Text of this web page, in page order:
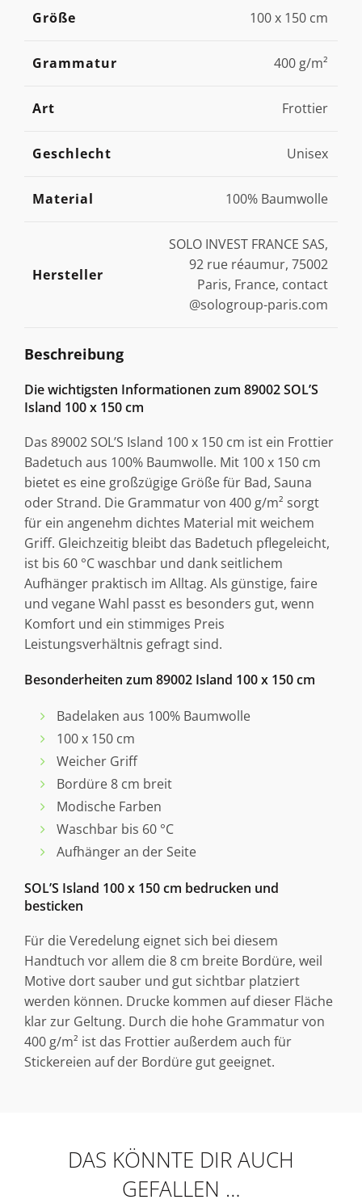
Größe 100 x 150 cm
Grammatur 400 g/m²
Art Frottier
Geschlecht Unisex
Material 100% Baumwolle
Hersteller
SOLO INVEST FRANCE SAS,
92 rue réaumur, 75002
Paris, France, contact
@sologroup-paris.com
Beschreibung
Die wichtigsten Informationen zum 89002 SOL’S
Island 100 x 150 cm
Das 89002 SOL’S Island 100 x 150 cm ist ein Frottier
Badetuch aus 100% Baumwolle. Mit 100 x 150 cm
bietet es eine großzügige Größe für Bad, Sauna
oder Strand. Die Grammatur von 400 g/m² sorgt
für ein angenehm dichtes Material mit weichem
Griff. Gleichzeitig bleibt das Badetuch pflegeleicht,
ist bis 60 °C waschbar und dank seitlichem
Aufhänger praktisch im Alltag. Als günstige, faire
und vegane Wahl passt es besonders gut, wenn
Komfort und ein stimmiges Preis
Leistungsverhältnis gefragt sind.
Besonderheiten zum 89002 Island 100 x 150 cm
Badelaken aus 100% Baumwolle
100 x 150 cm
Weicher Griff
Bordüre 8 cm breit
Modische Farben
Waschbar bis 60 °C
Aufhänger an der Seite
SOL’S Island 100 x 150 cm bedrucken und
besticken
Für die Veredelung eignet sich bei diesem
Handtuch vor allem die 8 cm breite Bordüre, weil
Motive dort sauber und gut sichtbar platziert
werden können. Drucke kommen auf dieser Fläche
klar zur Geltung. Durch die hohe Grammatur von
400 g/m² ist das Frottier außerdem auch für
Stickereien auf der Bordüre gut geeignet.
DAS KÖNNTE DIR AUCH
GEFALLEN …